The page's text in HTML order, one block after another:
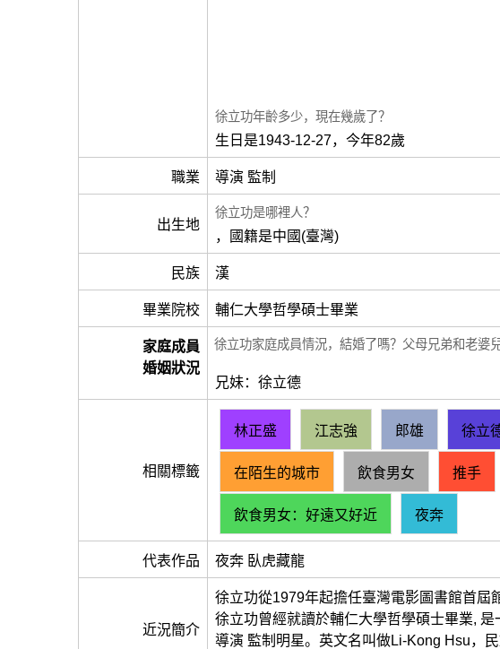
徐立功年齡多少，現在幾歲了？
生日是1943-12-27，今年82歲
職業 導演 監制
出生地
徐立功是哪裡人？
，國籍是中國(臺灣)
民族 漢
畢業院校 輔仁大學哲學碩士畢業
家庭成員
婚姻狀況
徐立功家庭成員情況，結婚了嗎？父母兄弟和老婆
兄妹：徐立德
相關標籤
林正盛 江志強 郎雄 徐立
在陌生的城市 飲食男女 推手
飲食男女：好遠又好近 夜奔
代表作品 夜奔 臥虎藏龍
近況簡介
徐立功從1979年起擔任臺灣電影圖書館首屆
徐立功曾經就讀於輔仁大學哲學碩士畢業, 是
導演 監制明星。英文名叫做Li-Kong Hsu，